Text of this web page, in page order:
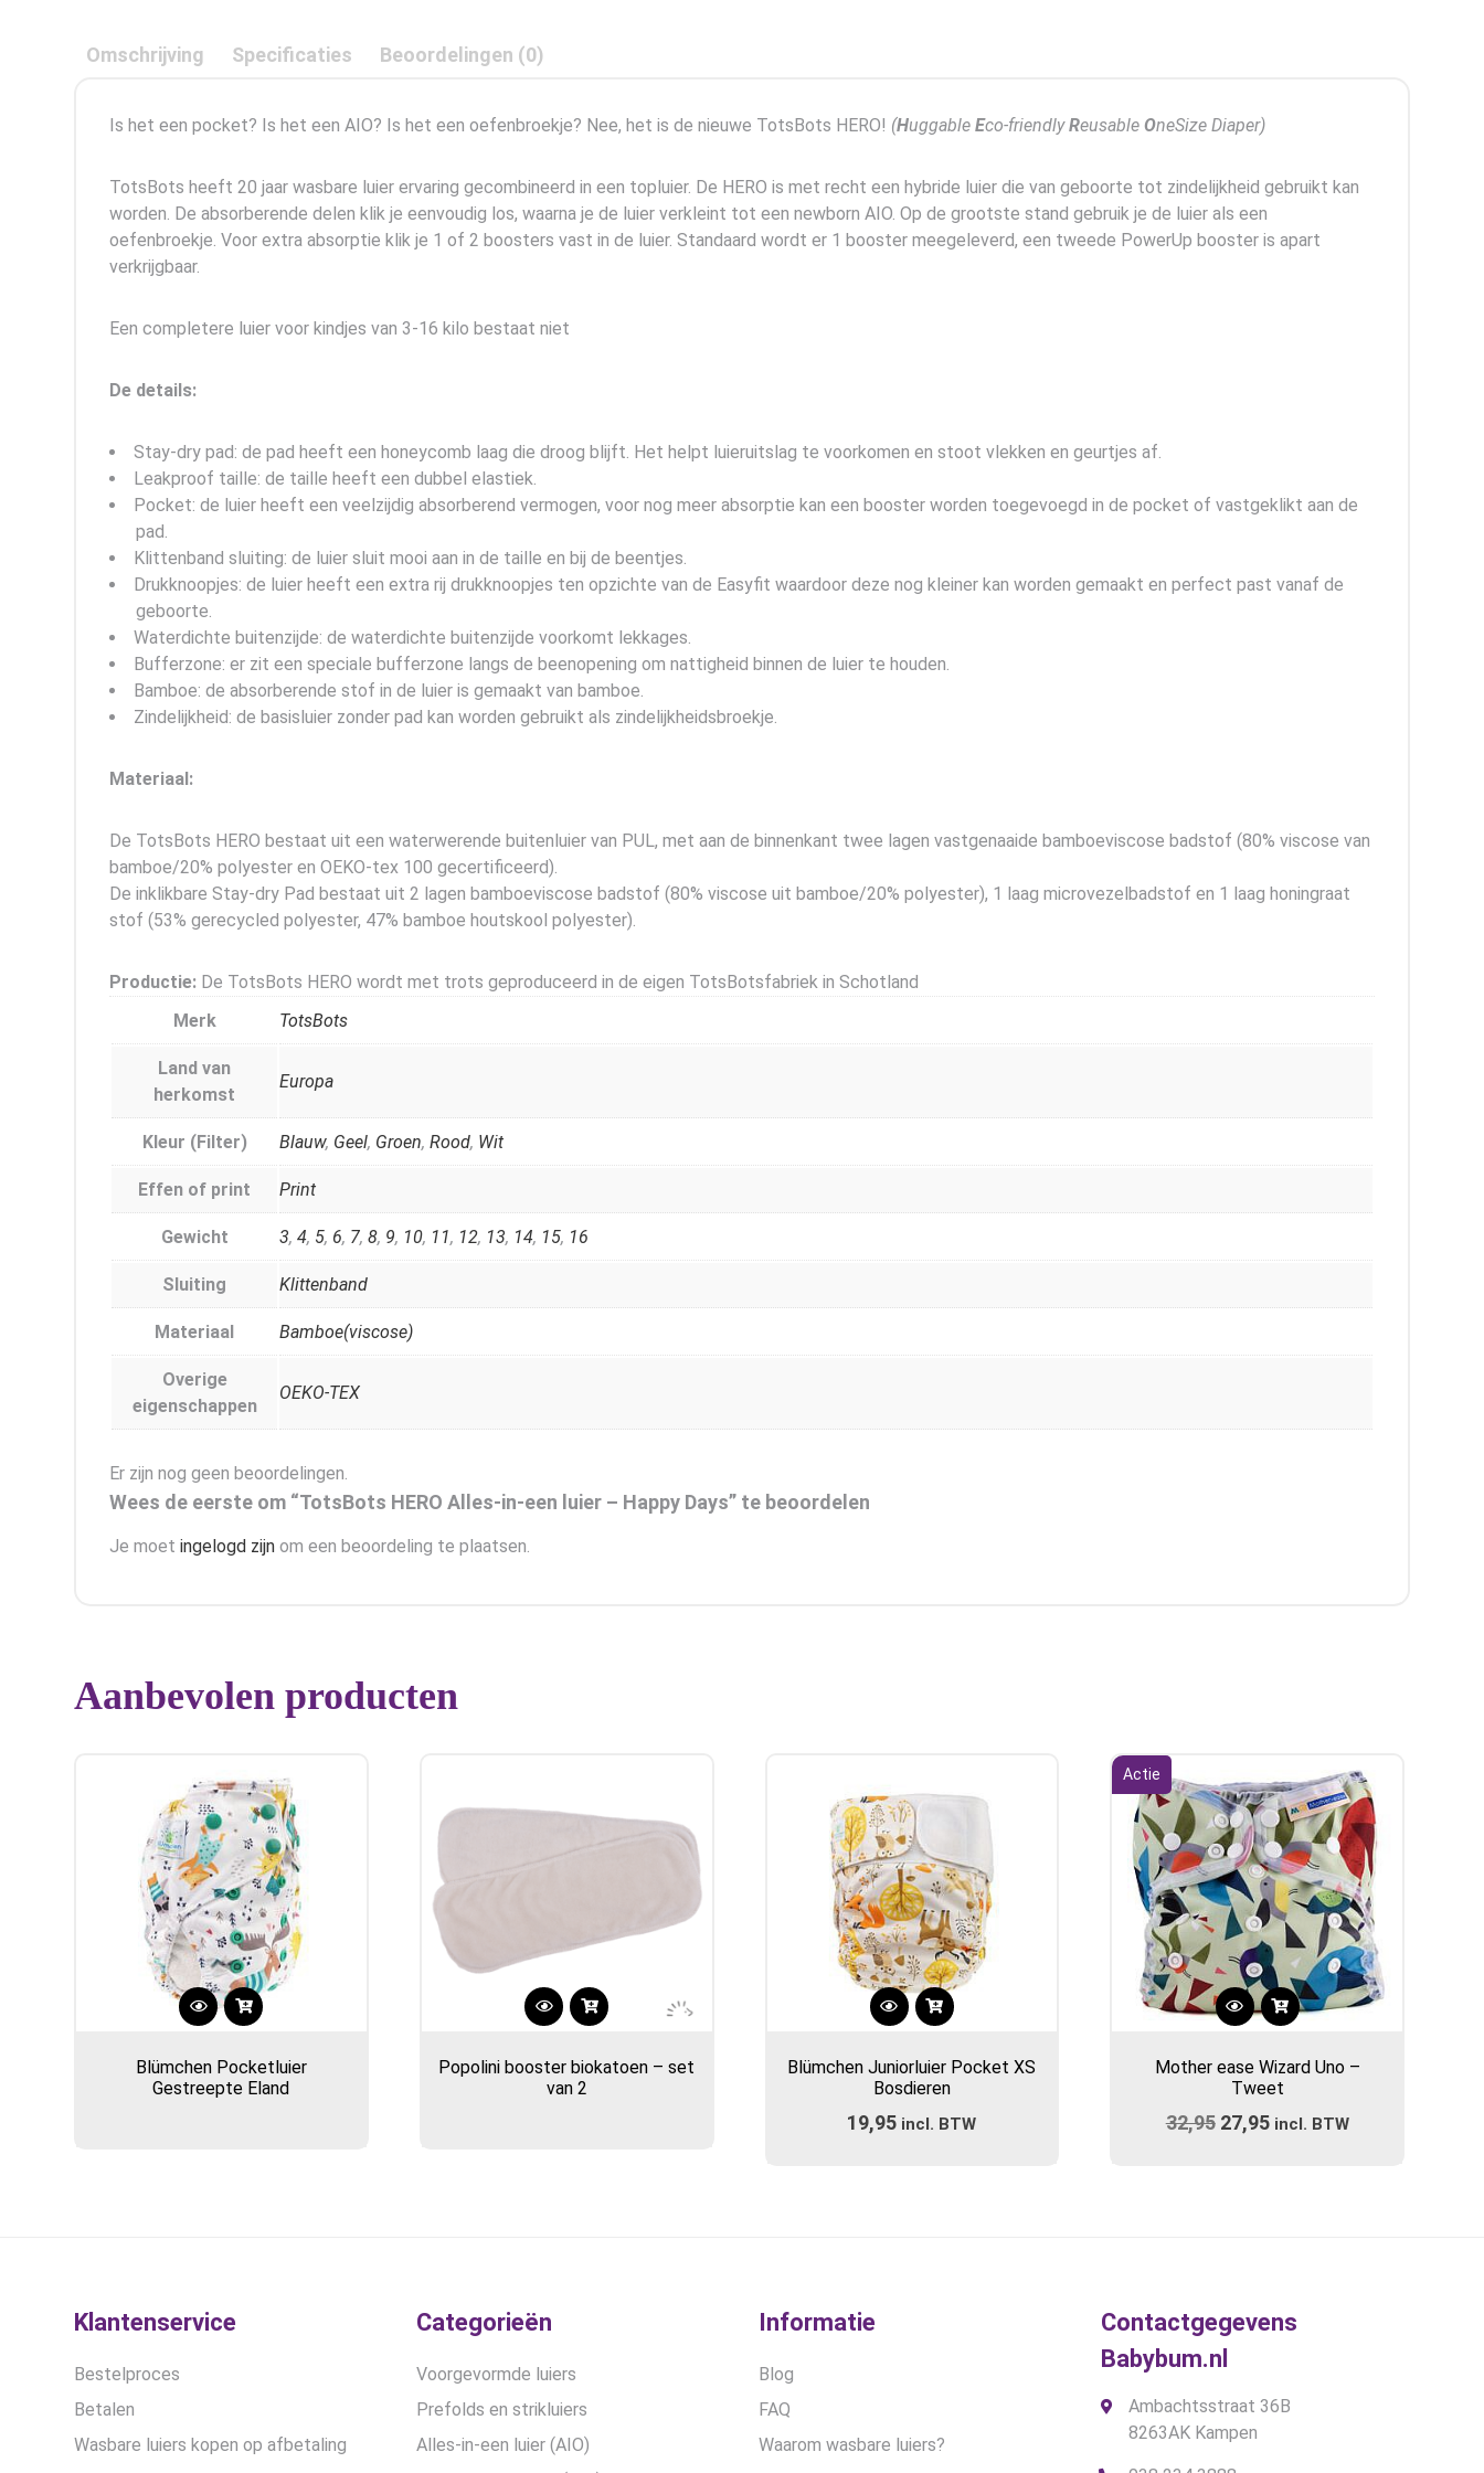
Omschrijving Specificaties Beoordelingen (0)
Is het een pocket? Is het een AIO? Is het een oefenbroekje? Nee, het is de nieuwe TotsBots HERO! (Huggable Eco-friendlyReusable OneSize Diaper)
TotsBots heeft 20 jaar wasbare luier ervaring gecombineerd in een topluier. De HERO is met recht een hybride luier die van geboorte tot zindelijkheid gebruikt kan
worden. De absorberende delen klik je eenvoudig los, waarna je de luier verkleint tot een newborn AIO. Op de grootste stand gebruik je de luier als een
oefenbroekje. Voor extra absorptie klik je 1 of 2 boosters vast in de luier. Standaard wordt er 1 booster meegeleverd, een tweede PowerUp booster is apart
verkrijgbaar.
Een completere luier voor kindjes van 3-16 kilo bestaat niet
De details:
Stay-dry pad: de pad heeft een honeycomb laag die droog blijft. Het helpt luieruitslag te voorkomen en stoot vlekken en geurtjes af.
Leakproof taille: de taille heeft een dubbel elastiek.
Pocket: de luier heeft een veelzijdig absorberend vermogen, voor nog meer absorptie kan een booster worden toegevoegd in de pocket of vastgeklikt aan de
pad.
Klittenband sluiting: de luier sluit mooi aan in de taille en bij de beentjes.
Drukknoopjes: de luier heeft een extra rij drukknoopjes ten opzichte van de Easyfit waardoor deze nog kleiner kan worden gemaakt en perfect past vanaf de
geboorte.
Waterdichte buitenzijde: de waterdichte buitenzijde voorkomt lekkages.
Bufferzone: er zit een speciale bufferzone langs de beenopening om nattigheid binnen de luier te houden.
Bamboe: de absorberende stof in de luier is gemaakt van bamboe.
Zindelijkheid: de basisluier zonder pad kan worden gebruikt als zindelijkheidsbroekje.
Materiaal:
De TotsBots HERO bestaat uit een waterwerende buitenluier van PUL, met aan de binnenkant twee lagen vastgenaaide bamboeviscose badstof (80% viscose van
bamboe/20% polyester en OEKO-tex 100 gecertificeerd).
De inklikbare Stay-dry Pad bestaat uit 2 lagen bamboeviscose badstof (80% viscose uit bamboe/20% polyester), 1 laag microvezelbadstof en 1 laag honingraat
stof (53% gerecycled polyester, 47% bamboe houtskool polyester).
Productie: De TotsBots HERO wordt met trots geproduceerd in de eigen TotsBotsfabriek in Schotland
Merk
TotsBots
Land van
herkomst
Europa
Kleur (Filter) Blauw, Geel, Groen, Rood, Wit
Effen of print Print
Gewicht 3, 4, 5, 6, 7, 8, 9, 10, 11, 12, 13, 14, 15, 16
Sluiting Klittenband
Materiaal Bamboe(viscose)
Overige
eigenschappen
OEKO-TEX
Er zijn nog geen beoordelingen.
Wees de eerste om “TotsBots HERO Alles-in-een luier – Happy Days” te beoordelen
Je moet ingelogd zijn om een beoordeling te plaatsen.
Aanbevolen producten
Blümchen Pocketluier
Gestreepte Eland
Popolini booster biokatoen – set
van 2
Blümchen Juniorluier Pocket XS
Bosdieren
19,95 incl. BTW
Actie
Dit
heeft
meerdere
variaties.
productpagina
Mother ease Wizard Uno –
Tweet
32,95 Oorspronkelijke
27,95Huidige
incl. BTW
Klantenservice
Bestelproces
Betalen
Wasbare luiers kopen op afbetaling
Categorieën
Voorgevormde luiers
Prefolds en strikluiers
Alles-in-een luier (AIO)
Informatie
Blog
FAQ
Waarom wasbare luiers?
Contactgegevens
Babybum.nl
Ambachtsstraat 36B
8263AK Kampen